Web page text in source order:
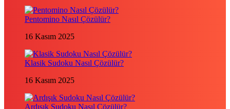
Pentomino Nasıl Çözülür?
16 Kasım 2025
Klasik Sudoku Nasıl Çözülür?
16 Kasım 2025
Ardışık Sudoku Nasıl Çözülür?